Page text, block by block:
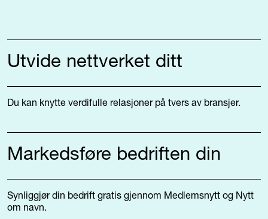
Utvide nettverket ditt
Du kan knytte verdifulle relasjoner på tvers av bransjer.
Markedsføre bedriften din
Synliggjør din bedrift gratis gjennom Medlemsnytt og Nytt
om navn.